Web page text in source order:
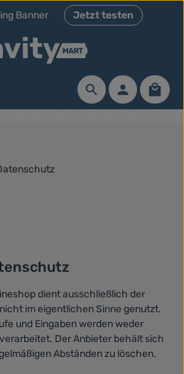
Banner Jetzt testen
dient ausschließlich der
im eigentlichen Sinne genutzt.
und Eingaben werden weder
Der Anbieter behält sich
Abständen zu löschen.